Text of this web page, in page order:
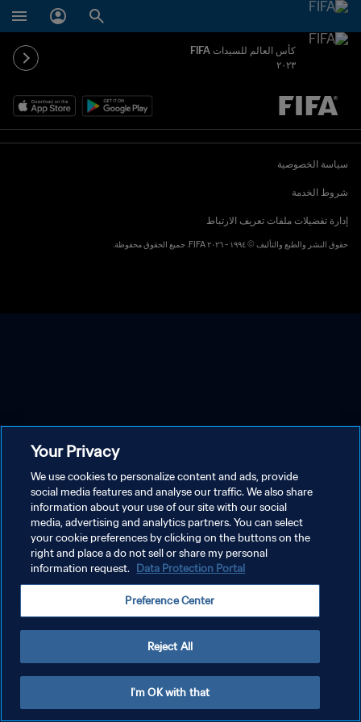
كأس العالم للسيدات FIFA
٢٠٢٣
يُحدَّد لاحقاً ضد يُحدَّد لاحقاً
سياسة الخصوصية
شروط الخدمة
إدارة تفضيلات ملفات تعريف الارتباط
حقوق النشر والطبع والتأليف © ١٩٩٤ - ٢٠٢٦ FIFA. جميع الحقوق محفوظة.
Your Privacy
We use cookies to personalize content and ads, provide
social media features and analyse our traffic. We also share
information about your use of our site with our social
media, advertising and analytics partners. You can select
your cookie preferences by clicking on the buttons on the
right and place a do not sell or share my personal
information request. Data Protection Portal
Preference Center
Reject All
I'm OK with that